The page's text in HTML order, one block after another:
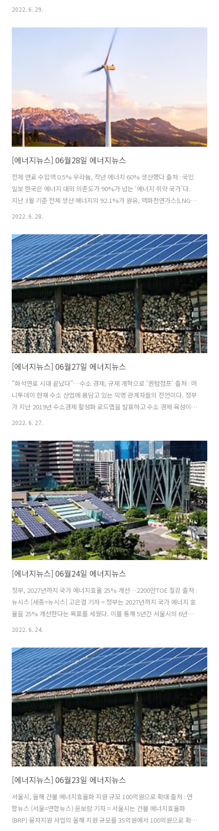
이후에도 수십년에 걸쳐 생물다양성을 위협할 것이라는 비관적 전망이
간 과정에서 이를 넘어서면 파괴적 영향이 이어지는 만큼 일시적으로라
도 이를 넘어서지 않도록 시급한 조치가 필요하다는 것이다. 영국 '유니
버시티 칼리지 런던'(UCL)에 따르면 이 대학 '생물다양성 및 환경연구센
터'의 알렉스 피곳 박사 등이 참여한 국제 연구팀은 지구 기온이 상승한
뒤 떨어질 때 생물다양성에 미치는 영향을 분석한 결과를 영국 '왕립학회
2022. 6. 29.
[에너지뉴스] 06월28일 에너지뉴스
전체 연료 수입액 0.5% 우라늄, 작년 에너지 60% 생산했다 출처 : 국민
일보 한국은 에너지 대외 의존도가 90%가 넘는 ‘에너지 취약 국가’다.
지난 3월 기준 전체 생산 에너지의 92.1%가 원유, 액화천연가스(LNG),
석탄 등 해외 수입 원료에 의존해 생산됐다. 코로나로 인한 공급망 불안
수밖에 없는 구조다. 이런 여건에서 대외 변수로 인한 에너지 불안을 최
소화하기 위한 대안으로 원전 활용도를 최대한 높여야 한다는 주장이 힘
을 얻고 있다. (뉴스 이어보기)
2022. 6. 28.
[에너지뉴스] 06월27일 에너지뉴스
"화석연료 시대 끝났다"…수소 경제, 규제 개혁으로 '퀀텀점프' 출처 : 머
니투데이 현재 수소 산업에 몸담고 있는 익명 관계자들의 전언이다. 정부
가 지난 2019년 수소경제 활성화 로드맵을 발표하고 수소 경제 육성이
본격 추진된 지 3년차에 접어들었지만 이 시점 업계는 공통적으로 "규제
법상 현재 수소충전소에서는 수소자동차만 충전토록 돼 있다. 드론, 선
박, 열차 등 다양한 모빌리티로의 수소 연료전지 활용이 전망되는데도 현
재는 자유롭게 실증조차 어렵다. 수소 모빌리티 개발에도 걸림돌이 많다.
만약 수소굴착기를 개발한다고 해도 현재는 형식 승인 관련 법규가 없어
개발이 완료돼도 상용화는 미지수다. (뉴스 이어보기)
2022. 6. 27.
[에너지뉴스] 06월24일 에너지뉴스
정부, 2027년까지 국가 에너지효율 25% 개선…2200만TOE 절감 출처 :
뉴시스 [세종=뉴시스] 고은결 기자 = 정부는 2027년까지 국가 에너지 효
율을 25% 개선한다는 목표를 세웠다. 이를 통해 5년간 서울시의 6년치
전력 사용량에 맞먹는 에너지를 아낀다는 목표다. 산업통상자원부는 23
논의했다. (뉴스 이어보기)
2022. 6. 24.
[에너지뉴스] 06월23일 에너지뉴스
서울시, 올해 건물 에너지효율화 지원 규모 100억원으로 확대 출처 : 연
합뉴스 (서울=연합뉴스) 윤보람 기자 = 서울시는 건물 에너지효율화
(BRP) 융자지원 사업의 올해 지원 규모를 35억원에서 100억원으로 확대